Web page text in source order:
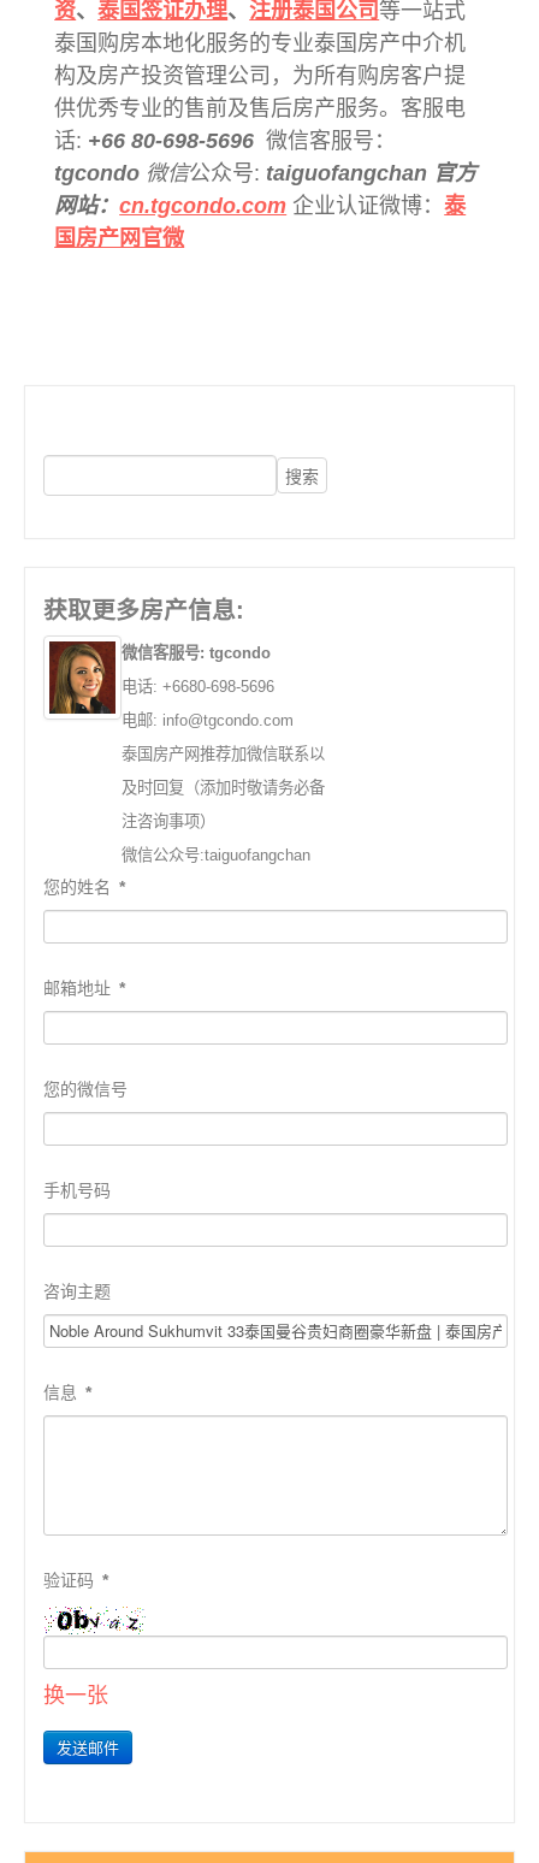
资、泰国签证办理、注册泰国公司等一站式
泰国购房本地化服务的专业泰国房产中介机
构及房产投资管理公司，为所有购房客户提
供优秀专业的售前及售后房产服务。客服电
话: +66 80-698-5696 微信客服号：
tgcondo 微信公众号: taiguofangchan 官方
网站：cn.tgcondo.com 企业认证微博：泰
国房产网官微
获取更多房产信息:
微信客服号: tgcondo
电话: +6680-698-5696
电邮: info@tgcondo.com
泰国房产网推荐加微信联系以
及时回复（添加时敬请务必备
注咨询事项）
微信公众号:taiguofangchan
您的姓名 *
邮箱地址 *
您的微信号
手机号码
咨询主题
信息 *
验证码 *
换一张